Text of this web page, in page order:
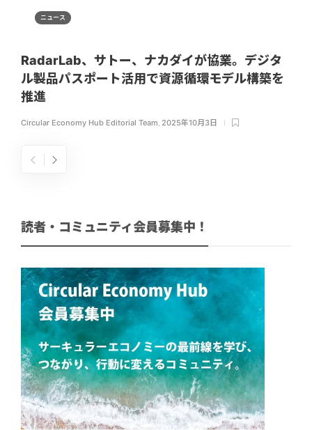
ニュース
RadarLab、サトー、ナカダイが協業。デジタ
ル製品パスポート活用で資源循環モデル構築を
推進
Circular Economy Hub Editorial Team, 2025年10月3日
読者・コミュニティ会員募集中！